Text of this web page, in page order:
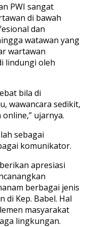
PWI sangat
di bawah
dan
watawan yang
wartawan
lindungi oleh
bila di
wawancara sedikit,
ujarnya.
sebagai
komunikator.
apresiasi
berbagai jenis
Kep. Babel. Hal
masyarakat
lingkungan.